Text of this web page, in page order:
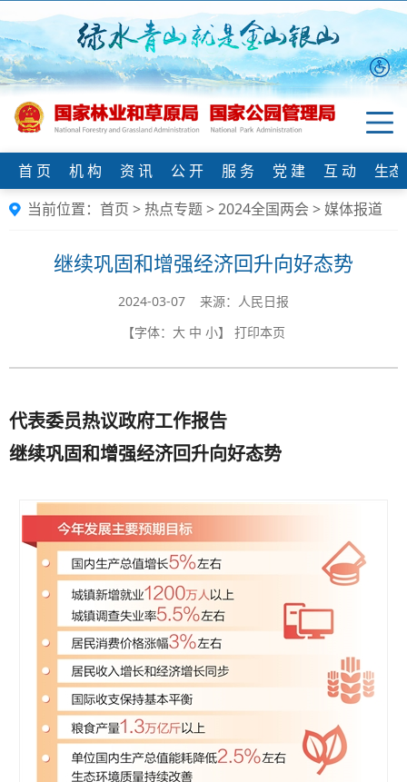
首 页 机 构 资 讯 公 开 服 务 党 建 互 动
生
当前位置： 首页 > 热点专题>2024全国两会 >媒体报道
继续巩固和增强经济回升向好态势
2024-03-07 来源：人民日报
【字体： 大 中 小】 打印本页
代表委员热议政府工作报告
继续巩固和增强经济回升向好态势